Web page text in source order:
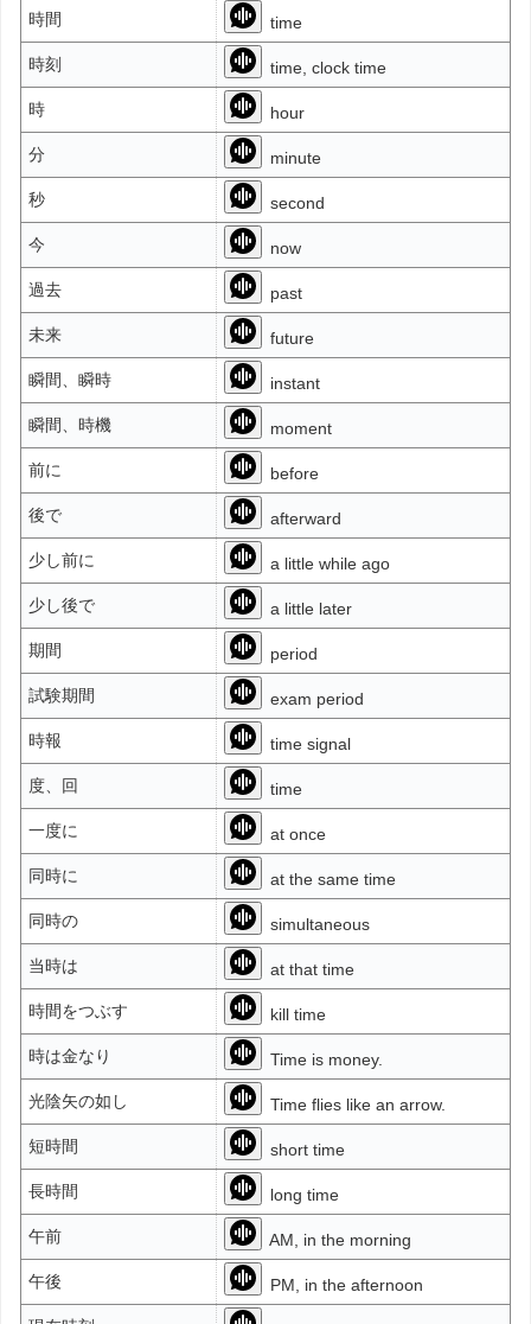
時間 time
時刻 time, clock time
時 hour
分 minute
秒 second
今 now
過去 past
未来 future
瞬間、瞬時 instant
瞬間、時機 moment
前に before
後で afterward
少し前に a little while ago
少し後で a little later
期間 period
試験期間 exam period
時報 time signal
度、回 time
一度に at once
同時に at the same time
同時の simultaneous
当時は at that time
時間をつぶす kill time
時は金なり Time is money.
光陰矢の如し Time flies like an arrow.
短時間 short time
長時間 long time
午前 AM, in the morning
午後 PM, in the afternoon